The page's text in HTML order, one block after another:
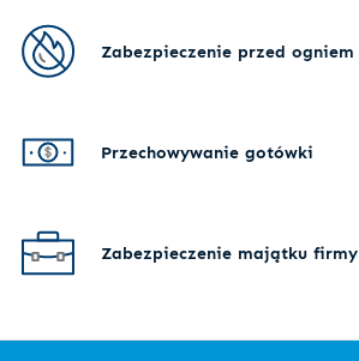
Zabezpieczenie przed ogniem
Przechowywanie gotówki
Zabezpieczenie majątku firmy